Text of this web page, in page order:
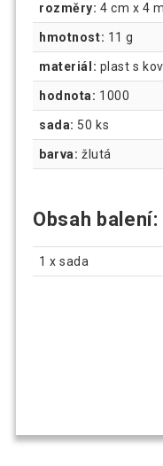
rozměry:4 cm x 4
hmotnost: 11 g
materiál: plast s
hodnota: 1000
sada: 50 ks
barva: žlutá
Obsah balení:
1 x sada